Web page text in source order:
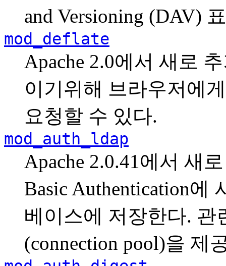
and Versioning (DAV)
mod_deflate
Apache 2.0에서 새로
이기위해 브라우저에
요청할 수 있다.
mod_auth_ldap
Apache 2.0.41에서 새
Basic Authentication에
베이스에 저장한다. 관
(connection pool)을 제